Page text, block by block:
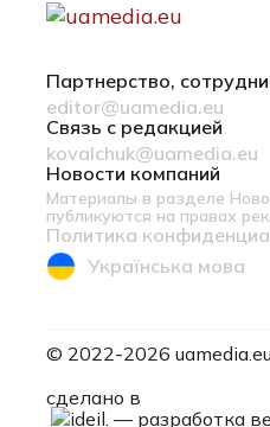
Партнерство,
editor@uamedia.eu
Связь с редакцией
kovalchuk@uamedia.eu
Новости компаний
Материалы в разделе
публикуются на правах
Политика
Українська мова
© 2022-2026 uamedia.eu
сделано в